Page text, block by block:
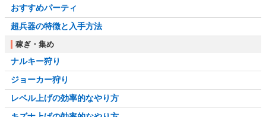
おすすめパーティ
超兵器の特徴と入手方法
稼ぎ・集め
ナルキー狩り
ジョーカー狩り
レベル上げの効率的なやり方